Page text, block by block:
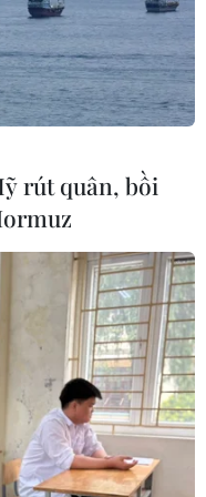
-
trị
bay
rút quân, bồi